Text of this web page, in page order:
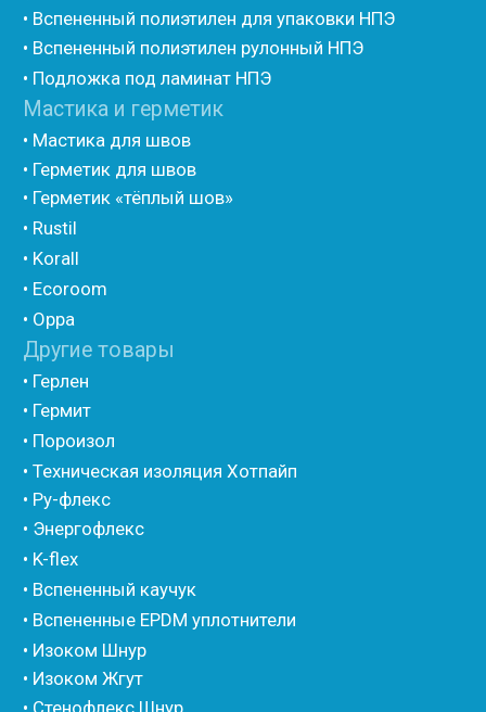
• Уплотнительный шнур HOT ROD XL
• ПСУЛ
• Дихтунгсбанд
• Фиброволокно
• Евроблок ИзоТехпро
• Евроблок Isodom
• Евроблок Порилекс
• Евроблок Стенофон